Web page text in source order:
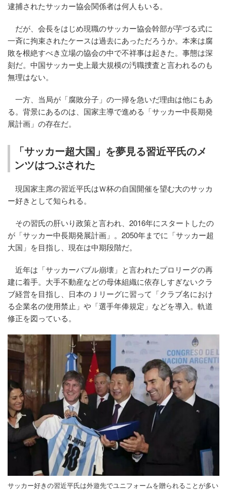
逮捕されたサッカー協会関係者は何人もいる。
だが、会長をはじめ現職のサッカー協会幹部が芋づる式に
一斉に拘束されたケースは過去にあっただろうか。本来は腐
敗を根絶すべき立場の協会の中で不祥事は起きた。事態は深
刻だ。中国サッカー史上最大規模の汚職捜査と言われるのも
無理はない。
一方、当局が「腐敗分子」の一掃を急いだ理由は他にもあ
る。背景にあるのは、国家主導で進める「サッカー中長期発
展計画」の存在だ。
「サッカー超大国」を夢見る習近平氏のメ
ンツはつぶされた
現国家主席の習近平氏はＷ杯の自国開催を望む大のサッカ
ー好きとして知られる。
その習氏の肝いり政策と言われ、2016年にスタートしたの
が「サッカー中長期発展計画」。2050年までに「サッカー超
大国」を目指し、現在は中期段階だ。
近年は「サッカーバブル崩壊」と言われたプロリーグの再
建に着手。大手不動産などの母体組織に依存しすぎないクラ
ブ経営を目指し、日本のＪリーグに習って「クラブ名におけ
る企業名の使用禁止」や「選手年俸規定」などを導入。軌道
修正を図っている。
サッカー好きの習近平氏は外遊先でユニフォームを贈られることが多い